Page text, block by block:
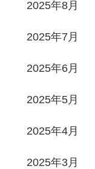
2025年8月
2025年7月
2025年6月
2025年5月
2025年4月
2025年3月